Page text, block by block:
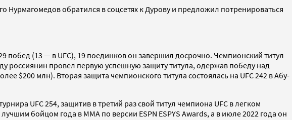
Нурмагомедов обратился в соцсетях к Дурову и предложил потренироваться
(13 — в UFC), 19 поединков он завершил досрочно. Чемпионский титул
россиянин провел первую успешную защиту титула, одержав победу над
$200 млн). Вторая защита чемпионского титула состоялась на UFC 242 в Абу-
UFC 254, защитив в третий раз свой титул чемпиона UFC в легком
бойцом года в MMA по версии ESPN ESPYS Awards, а в июле 2022 года он